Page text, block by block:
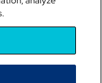
de RRSS